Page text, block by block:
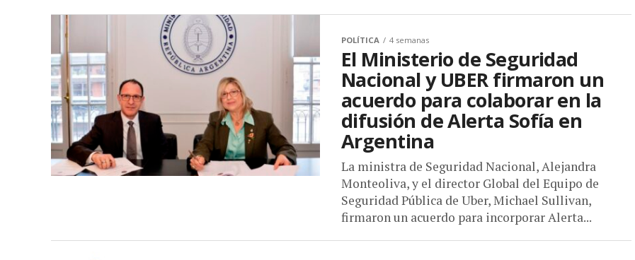
POLÍTICA 4 semanas
El Ministerio de Seguridad
Nacional y UBER firmaron un
acuerdo para colaborar en la
difusión de Alerta Sofía en
Argentina
La ministra de Seguridad Nacional, Alejandra
Monteoliva, y el director Global del Equipo de
Seguridad Pública de Uber, Michael Sullivan,
firmaron un acuerdo para incorporar Alerta...